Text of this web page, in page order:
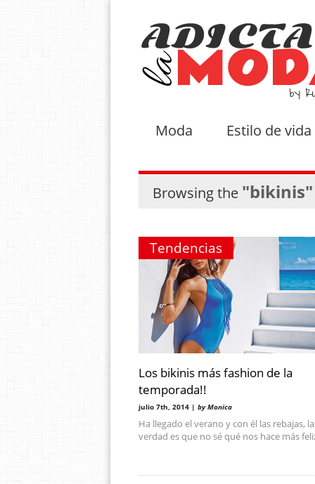
Moda Estilo de vida
Browsing the "bikinis"
Tendencias
Los bikinis más fashion de la
temporada!!
julio 7th, 2014 | by Monica
Ha llegado el verano y con él las rebajas, la
verdad es que no sé qué nos hace más